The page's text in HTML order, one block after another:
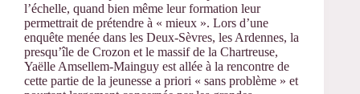
l’échelle, quand bien même leur formation leur
permettrait de prétendre à « mieux ». Lors d’une
enquête menée dans les Deux-Sèvres, les Ardennes, la
presqu’île de Crozon et le massif de la Chartreuse,
Yaëlle Amsellem-Mainguy est allée à la rencontre de
cette partie de la jeunesse a priori « sans problème » et